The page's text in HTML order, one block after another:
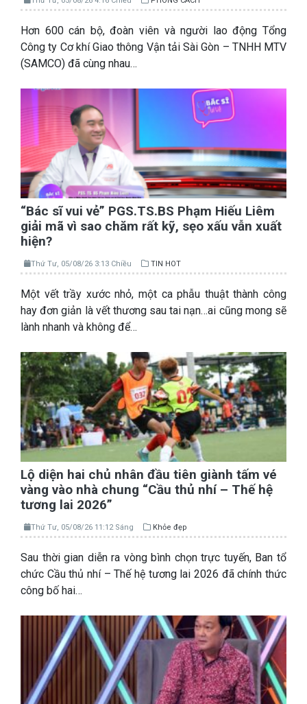
Hơn 600 cán bộ, đoàn viên và người lao động Tổng
Công ty Cơ khí Giao thông Vận tải Sài Gòn – TNHH MTV
(SAMCO) đã cùng nhau…
“Bác sĩ vui vẻ” PGS.TS.BS Phạm Hiếu Liêm
giải mã vì sao chăm rất kỹ, sẹo xấu vẫn xuất
hiện?
Thứ Tư, 05/08/26 3:13 Chiều TIN HOT
Một vết trầy xước nhỏ, một ca phẫu thuật thành công
hay đơn giản là vết thương sau tai nạn…ai cũng mong sẽ
lành nhanh và không để…
Lộ diện hai chủ nhân đầu tiên giành tấm vé
vàng vào nhà chung “Cầu thủ nhí – Thế hệ
tương lai 2026”
Thứ Tư, 05/08/26 11:12 Sáng Khỏe đẹp
Sau thời gian diễn ra vòng bình chọn trực tuyến, Ban tổ
chức Cầu thủ nhí – Thế hệ tương lai 2026 đã chính thức
công bố hai…